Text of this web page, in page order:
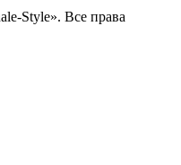
Style». Все права